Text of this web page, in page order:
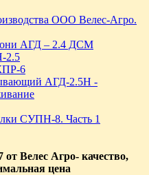
ООО Велес-Агро.
АГД – 2.4 ДСМ
2.5
6
АГД-2.5Н -
СУПН-8. Часть 1
Велес Агро- качество,
цена